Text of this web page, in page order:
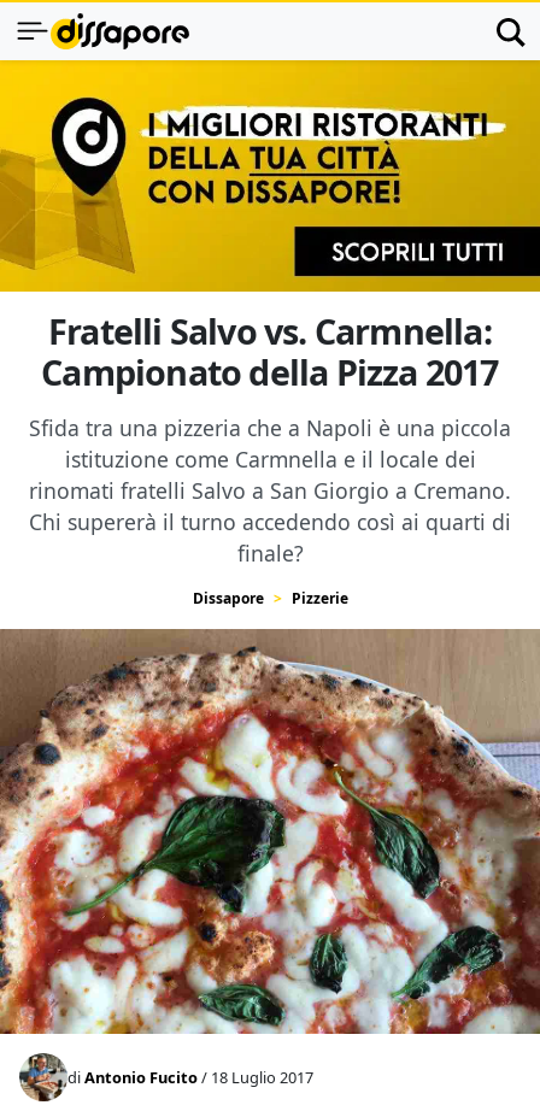
Fratelli Salvo vs. Carmnella:
Campionato della Pizza 2017
Sfida tra una pizzeria che a Napoli è una piccola
istituzione come Carmnella e il locale dei
rinomati fratelli Salvo a San Giorgio a Cremano.
Chi supererà il turno accedendo così ai quarti di
finale?
Dissapore Pizzerie
diAntonio Fucito/ 18 Luglio 2017